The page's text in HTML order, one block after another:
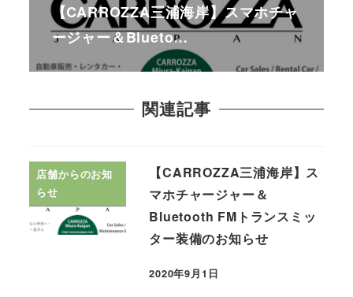
【CARROZZA三浦海岸】スマホチャ
ージャー＆Blueto…
関連記事
店舗からのお知
らせ
【CARROZZA三浦海岸】ス
マホチャージャー＆
Bluetooth FMトランスミッ
ター装備のお知らせ
2020年9月1日